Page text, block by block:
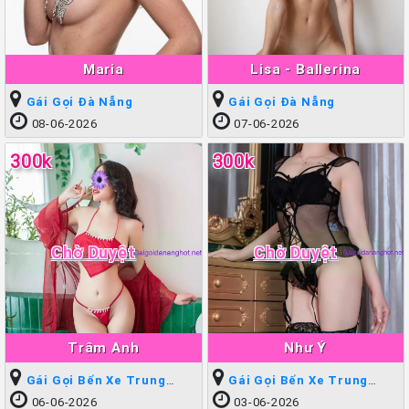
Maria
Gái Gọi Đà Nẵng
08-06-2026
Lisa - Ballerina
Gái Gọi Đà Nẵng
07-06-2026
Trâm Anh
300k
Chờ Duyệt
Gái Gọi Bến Xe Trung
Tâm06-06-2026
Như Ý
300k
Chờ Duyệt
Gái Gọi Bến Xe Trung
Tâm03-06-2026